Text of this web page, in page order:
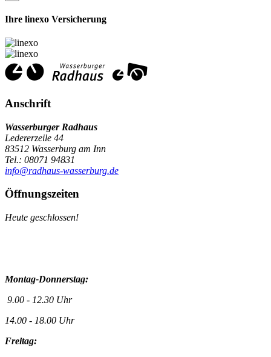
Ihre linexo Versicherung
Anschrift
Wasserburger Radhaus
Ledererzeile 44
83512 Wasserburg am Inn
Tel.: 08071 94831
info@radhaus-wasserburg.de
Öffnungszeiten
Heute geschlossen!
Montag-Donnerstag:
9.00 - 12.30 Uhr
14.00 - 18.00 Uhr
Freitag: